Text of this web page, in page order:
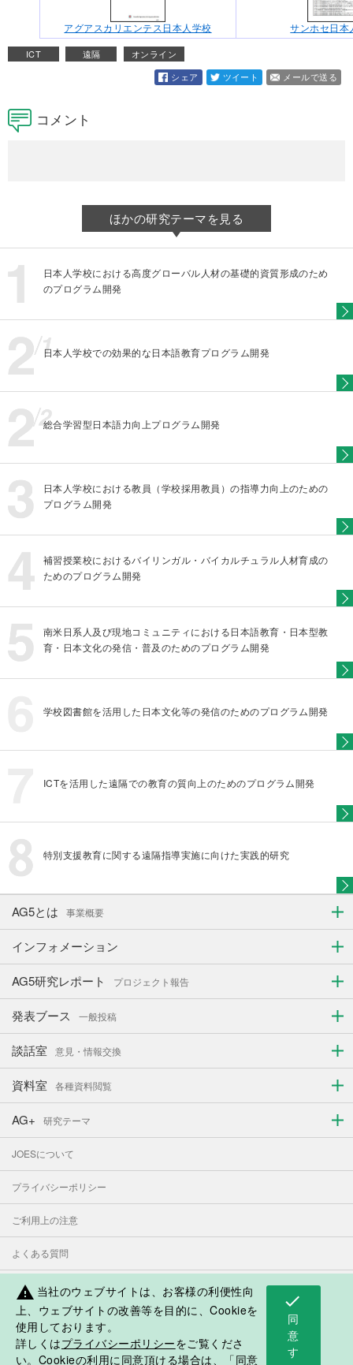
アグアスカリエンテス日本人学校 サンホセ日本
ICT 遠隔
オンライン
シェア
ツイート メールで送る
コメント
ほかの研究テーマを見る
日本人学校における高度グローバル人材の基礎的資質形成のため
のプログラム開発
日本人学校での効果的な日本語教育プログラム開発
総合学習型日本語力向上プログラム開発
日本人学校における教員（学校採用教員）の指導力向上のための
プログラム開発
補習授業校におけるバイリンガル・バイカルチュラル人材育成の
ためのプログラム開発
南米日系人及び現地コミュニティにおける日本語教育・日本型教
育・日本文化の発信・普及のためのプログラム開発
学校図書館を活用した日本文化等の発信のためのプログラム開発
ICTを活用した遠隔での教育の質向上のためのプログラム開発
特別支援教育に関する遠隔指導実施に向けた実践的研究
AG5とは 事業概要
インフォメーション
AG5研究レポート プロジェクト報告
発表ブース 一般投稿
談話室 意見・情報交換
資料室 各種資料閲覧
AG+ 研究テーマ
JOESについて
プライバシーポリシー
ご利用上の注意
よくある質問
お問い合わせ
表示モード：
日本人学校・補習授業校応援サイト
warning 当社のウェブサイトは、お客様の利便性向
上、ウェブサイトの改善等を目的に、Cookieを
使用しております。
詳しくはプライバシーポリシーをご覧くださ
い。Cookieの利用に同意頂ける場合は、「同意
check
同
意
す